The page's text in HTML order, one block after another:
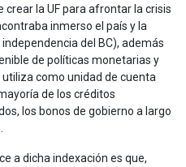
la UF para afrontar la crisis
inmerso el país y la
del BC), además
de políticas monetarias y
como unidad de cuenta
de los créditos
los bonos de gobierno a largo
a dicha indexación es que,